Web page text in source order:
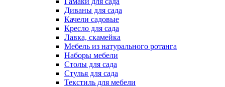
Диваны для сада
Качели садовые
Кресло для сада
Лавка, скамейка
Мебель из натурального ротанга
Наборы мебели
Столы для сада
Стулья для сада
Текстиль для мебели